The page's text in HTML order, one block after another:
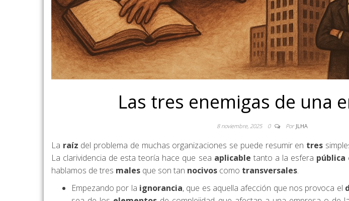
Las tres enemigas de una
8 noviembre, 2025 0 Por JLHA
La raíz del problema de muchas organizaciones se puede resumir en tres
La clarividencia de esta teoría hace que sea aplicable tanto a la esfera pública
hablamos de tres males que son tan nocivos como transversales.
Empezando por la ignorancia, que es aquella afección que nos provoca el